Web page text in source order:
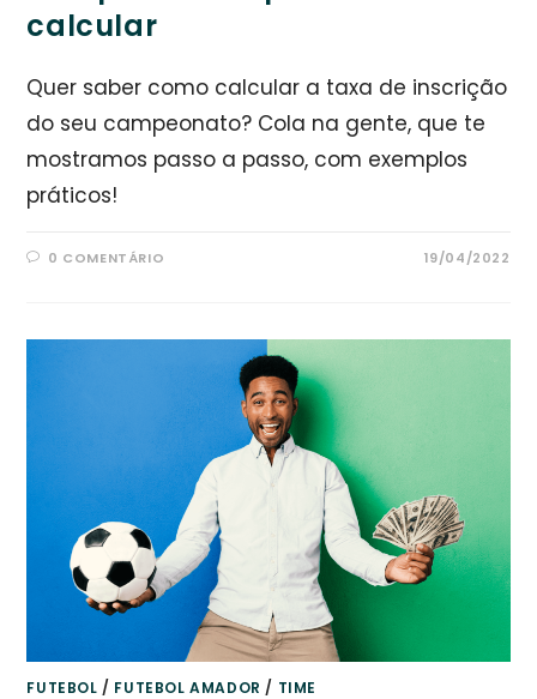
calcular
Quer saber como calcular a taxa de inscrição
do seu campeonato? Cola na gente, que te
mostramos passo a passo, com exemplos
práticos!
0 COMENTÁRIO 19/04/2022
FUTEBOL / FUTEBOL AMADOR / TIME